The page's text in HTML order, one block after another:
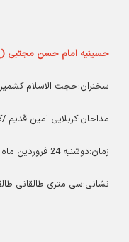
حسینیه امام حسن مجتبی
سخنران:حجت الاسلام
مداحان:کربلایی امین قدیم /
زمان:دوشنبه 24 فروردین ماه 1405 از ساعت 20
نشانی:سی متری طالقانی